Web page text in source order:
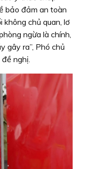
bảo đảm an toàn
không chủ quan, lơ
ngừa là chính,
gây ra”, Phó chủ
nghị.